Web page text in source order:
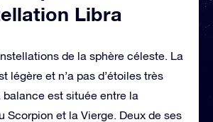
Libra
de la sphère céleste. La
légère et n’a pas d’étoiles très
balance est située entre la
Scorpion et la Vierge. Deux de ses